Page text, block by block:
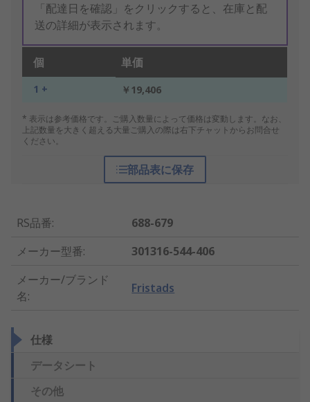
「配達日を確認」をクリックすると、在庫と配
送の詳細が表示されます。
個 単価
1 + ￥19,406
* 表示は参考価格です。ご購入数量によって価格は変動します。なお、
上記数量を大きく超える大量ご購入の際は右下チャットからお問合せ
ください。
部品表に保存
RS品番:
688-679
メーカー型番:
301316-544-406
メーカー/ブランド
名:
Fristads
仕様
データシート
その他